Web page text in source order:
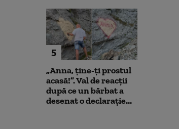
5
„Anna, ţine-ţi prostul
acasă!”. Val de reacții
după ce un bărbat a
desenat o declarație...